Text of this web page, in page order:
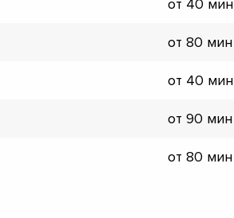
от 40 мин
от 80 мин
от 40 мин
от 90 мин
от 80 мин